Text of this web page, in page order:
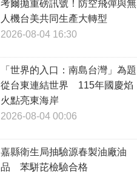
考爾拋重磅訊號！防空飛彈與無
人機台美共同生產大轉型
2026-08-04 16:30
「世界的入口：南島台灣」為題
從台東連結世界 115年國慶焰
火點亮東海岸
2026-08-04 00:06
嘉縣衛生局抽驗源春製油廠油
品 苯駢芘檢驗合格